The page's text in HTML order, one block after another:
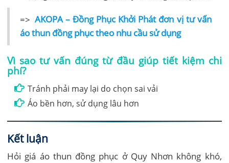
=> AKOPA – Đồng Phục Khởi Phát đơn vị tư vấn
áo thun đồng phục theo nhu cầu sử dụng
Vì sao tư vấn đúng từ đầu giúp tiết kiệm chi
phí?
Tránh phải may lại do chọn sai vải
Áo bền hơn, sử dụng lâu hơn
Kết luận
Hỏi giá áo thun đồng phục ở Quy Nhơn không khó,